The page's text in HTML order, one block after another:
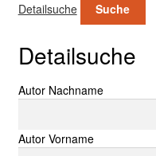
Detailsuche Suche
Detailsuche
Suche nach:
Autor Nachname
Autor Vorname